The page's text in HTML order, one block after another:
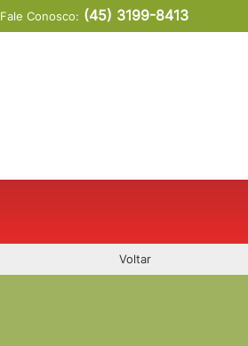
Fale Conosco: (45) 3199-8413
Voltar